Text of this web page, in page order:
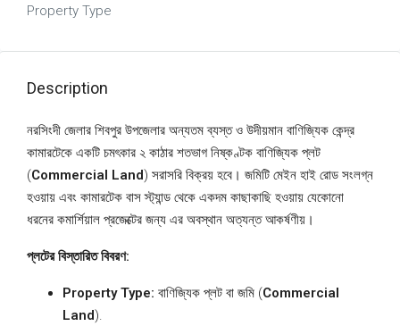
Property Type
Description
নরসিংদী জেলার শিবপুর উপজেলার অন্যতম ব্যস্ত ও উদীয়মান বাণিজ্যিক কেন্দ্র
কামারটেকে একটি চমৎকার ২ কাঠার শতভাগ নিষ্কণ্টক বাণিজ্যিক প্লট
(Commercial Land) সরাসরি বিক্রয় হবে। জমিটি মেইন হাই রোড সংলগ্ন
হওয়ায় এবং কামারটেক বাস স্ট্যান্ড থেকে একদম কাছাকাছি হওয়ায় যেকোনো
ধরনের কমার্শিয়াল প্রজেক্টের জন্য এর অবস্থান অত্যন্ত আকর্ষণীয়।
প্লটের বিস্তারিত বিবরণ:
Property Type: বাণিজ্যিক প্লট বা জমি (Commercial
Land).